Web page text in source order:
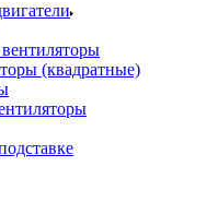
(квадратные)